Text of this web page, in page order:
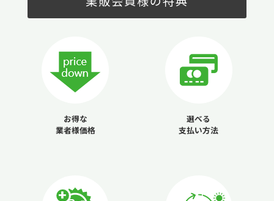
お得な
業者様価格
選べる
支払い方法